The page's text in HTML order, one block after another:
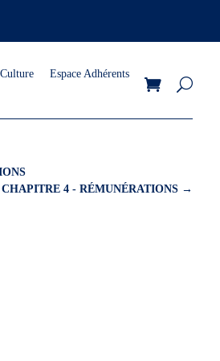
Culture Espace Adhérents
CHAPITRE 4 - RÉMUNÉRATIONS →